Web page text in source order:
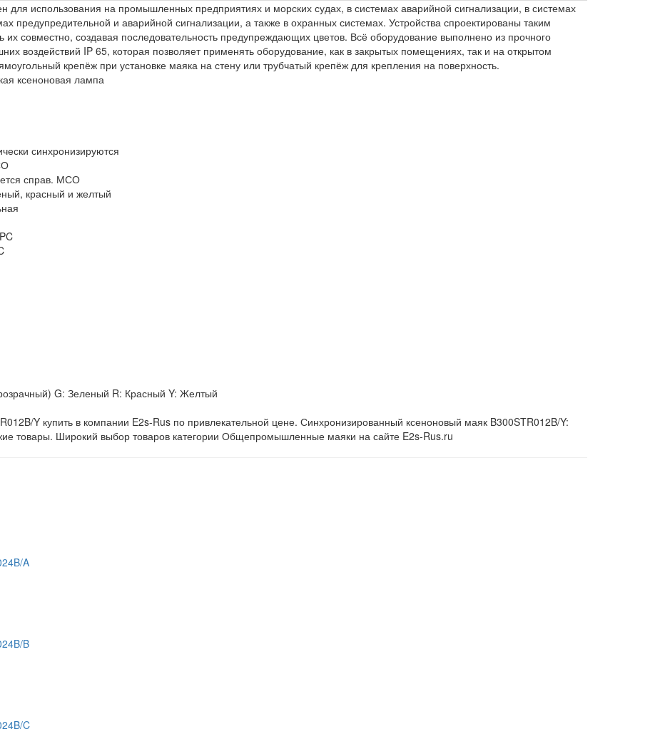
для использования на промышленных предприятиях и морских судах, в системах аварийной сигнализации, в системах
предупредительной и аварийной сигнализации, а также в охранных системах. Устройства спроектированы таким
совместно, создавая последовательность предупреждающих цветов. Всё оборудование выполнено из прочного
воздействий IP 65, которая позволяет применять оборудование, как в закрытых помещениях, так и на открытом
крепёж при установке маяка на стену или трубчатый крепёж для крепления на поверхность.
ксеноновая лампа
синхронизируются
справ. МСО
красный и желтый
G: Зеленый R: Красный Y: Желтый
Y купить в компании E2s-Rus по привлекательной цене. Синхронизированный ксеноновый маяк B300STR012B/Y:
товары. Широкий выбор товаров категории Общепромышленные маяки на сайте E2s-Rus.ru
A
B
C